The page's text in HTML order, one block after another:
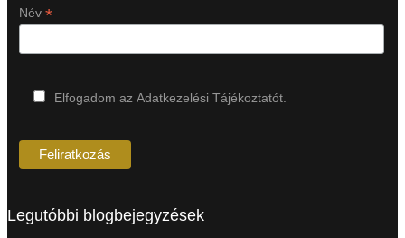
Név *
Elfogadom az Adatkezelési Tájékoztatót.
Legutóbbi blogbejegyzések